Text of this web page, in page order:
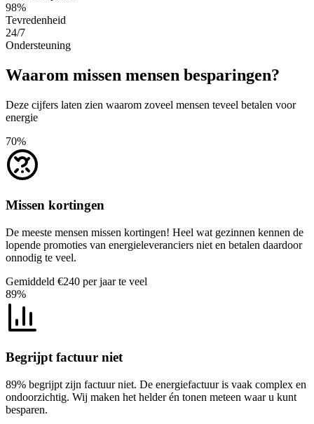
98%
Tevredenheid
24/7
Ondersteuning
Waarom missen mensen besparingen?
Deze cijfers laten zien waarom zoveel mensen teveel betalen voor
energie
70%
Missen kortingen
De meeste mensen missen kortingen! Heel wat gezinnen kennen de
lopende promoties van energieleveranciers niet en betalen daardoor
onnodig te veel.
Gemiddeld €240 per jaar te veel
89%
Begrijpt factuur niet
89% begrijpt zijn factuur niet. De energiefactuur is vaak complex en
ondoorzichtig. Wij maken het helder én tonen meteen waar u kunt
besparen.